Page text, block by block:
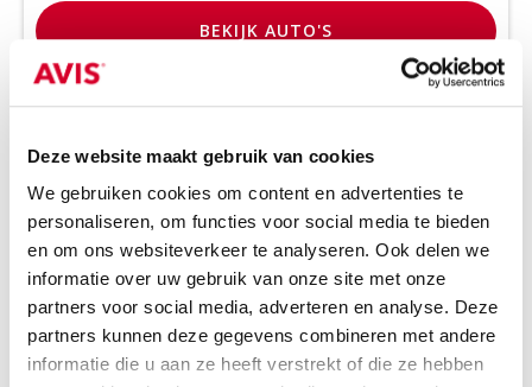
Deze website maakt gebruik van cookies
We gebruiken cookies om content en advertenties te
personaliseren, om functies voor social media te bieden
en om ons websiteverkeer te analyseren. Ook delen we
informatie over uw gebruik van onze site met onze
partners voor social media, adverteren en analyse. Deze
partners kunnen deze gegevens combineren met andere
informatie die u aan ze heeft verstrekt of die ze hebben
BEKIJK AUTO'S
Geïnteresseerd?